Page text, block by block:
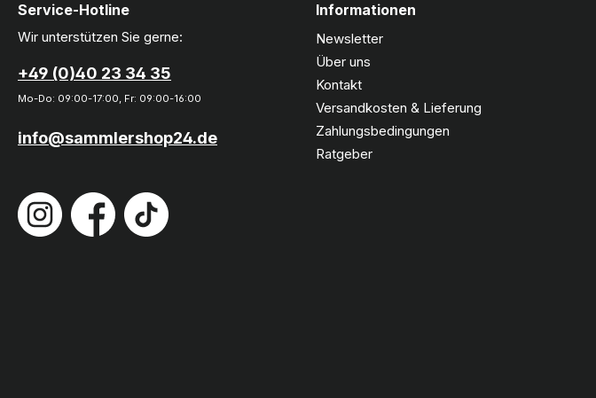
Service-Hotline
Wir unterstützen Sie gerne:
+49 (0)40 23 34 35
Mo-Do: 09:00-17:00, Fr: 09:00-16:00
info@sammlershop24.de
Informationen
Newsletter
Über uns
Kontakt
Versandkosten & Lieferung
Zahlungsbedingungen
Ratgeber